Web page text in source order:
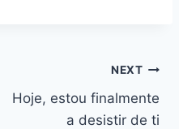
NEXT
Hoje, estou finalmente
a desistir de ti